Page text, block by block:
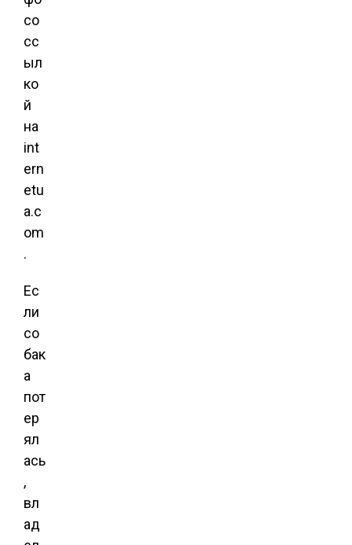
со
сс
ыл
ко
й
на
int
ern
etu
a.c
om
.
Ес
ли
со
бак
а
пот
ер
ял
ась
,
вл
ад